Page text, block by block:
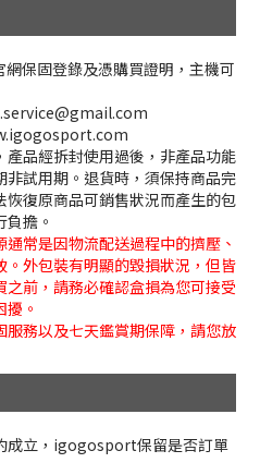
保固登錄及憑購買證明，主機可
產品經拆封使用過後，非產品功能
非試用期。退貨時，須保持商品完
恢復原商品可銷售狀況而產生的包
擔。
常是因物流配送過程中的擠壓、
。外包裝有明顯的毀損狀況，但皆
前，請務必確認盒損為您可接受
。
服務以及七天鑑賞期保障，請您放
成立，igogosport保留是否訂單